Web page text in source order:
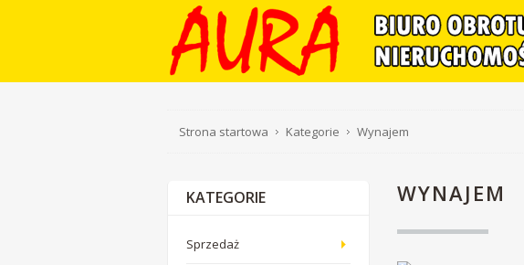
Strona startowa Kategorie Wynajem
WYNAJEM
KATEGORIE
Sprzedaż